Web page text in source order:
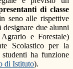
di classe
seno alle rispettive
due alunni
e Forestale)
Scolastico per la
ha funzione
di Istituto).